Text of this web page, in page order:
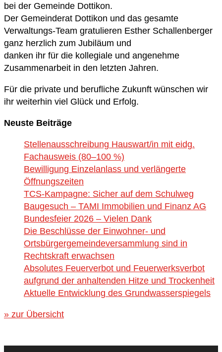
bei der Gemeinde Dottikon.
Der Gemeinderat Dottikon und das gesamte
Verwaltungs-Team gratulieren Esther Schallenberger
ganz herzlich zum Jubiläum und
danken ihr für die kollegiale und angenehme
Zusammenarbeit in den letzten Jahren.
Für die private und berufliche Zukunft wünschen wir
ihr weiterhin viel Glück und Erfolg.
Neuste Beiträge
Stellenausschreibung Hauswart/in mit eidg.
Fachausweis (80–100 %)
Bewilligung Einzelanlass und verlängerte
Öffnungszeiten
TCS-Kampagne: Sicher auf dem Schulweg
Baugesuch – TAMI Immobilien und Finanz AG
Bundesfeier 2026 – Vielen Dank
Die Beschlüsse der Einwohner- und
Ortsbürgergemeindeversammlung sind in
Rechtskraft erwachsen
Absolutes Feuerverbot und Feuerwerksverbot
aufgrund der anhaltenden Hitze und Trockenheit
Aktuelle Entwicklung des Grundwasserspiegels
» zur Übersicht